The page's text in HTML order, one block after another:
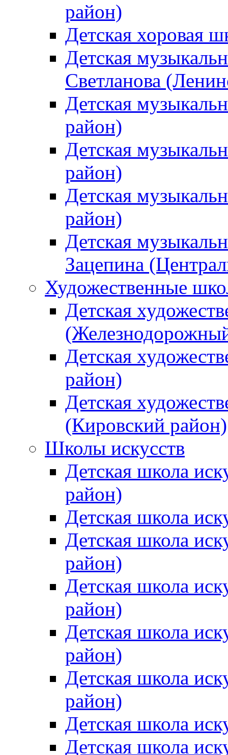
район)
Детская хоровая
Детская
Светланова
Детская
район)
Детская
район)
Детская
район)
Детская
Зацепина
Художественные
Детская
Детская
район)
Детская
(Кировский район)
Школы искусств
Детская школа
район)
Детская школа
Детская школа
район)
Детская школа
район)
Детская школа
район)
Детская школа
район)
Детская школа
Детская школа